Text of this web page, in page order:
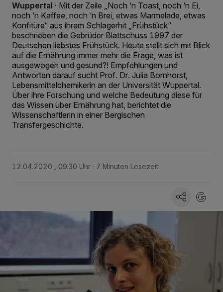
Wuppertal · Mit der Zeile „Noch ‘n Toast, noch ‘n Ei,
noch ‘n Kaffee, noch ‘n Brei, etwas Marmelade, etwas
Konfitüre“ aus ihrem Schlagerhit „Frühstück“
beschrieben die Gebrüder Blattschuss 1997 der
Deutschen liebstes Frühstück. Heute stellt sich mit Blick
auf die Ernährung immer mehr die Frage, was ist
ausgewogen und gesund?! Empfehlungen und
Antworten darauf sucht Prof. Dr. Julia Bornhorst,
Lebensmittelchemikerin an der Universität Wuppertal.
Über ihre Forschung und welche Bedeutung diese für
das Wissen über Ernährung hat, berichtet die
Wissenschaftlerin in einer Bergischen
Transfergeschichte.
12.04.2020 , 09:30 Uhr 7 Minuten Lesezeit